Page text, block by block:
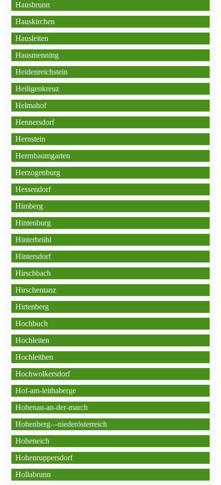
Hausbrunn
Hauskirchen
Hausleiten
Hausmenning
Heidenreichstein
Heiligenkreuz
Helmahof
Hennersdorf
Hernstein
Herrnbaumgarten
Herzogenburg
Hessendorf
Himberg
Hintenburg
Hinterbrühl
Hintersdorf
Hirschbach
Hirschentanz
Hirtenberg
Hochbuch
Hochleiten
Hochleithen
Hochwolkersdorf
Hof-am-leithaberge
Hohenau-an-der-march
Hohenberg---niederösterreich
Hoheneich
Hohenruppersdorf
Hollabrunn